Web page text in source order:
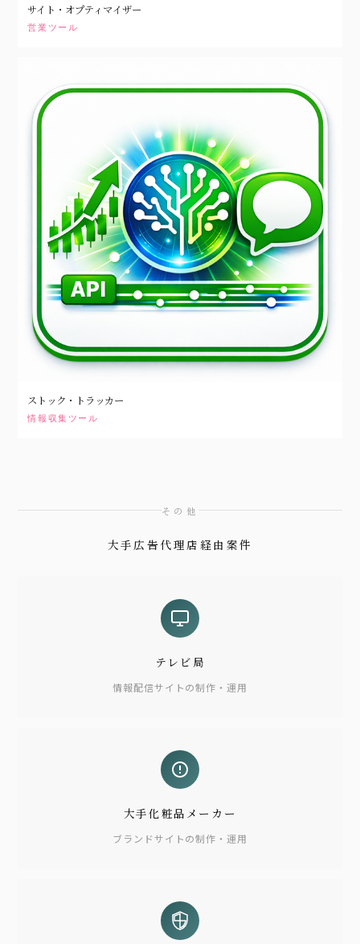
サイト・オプティマイザー
営業ツール
ストック・トラッカー
情報収集ツール
その他
大手広告代理店経由案件
テレビ局
情報配信サイトの制作・運用
大手化粧品メーカー
ブランドサイトの制作・運用